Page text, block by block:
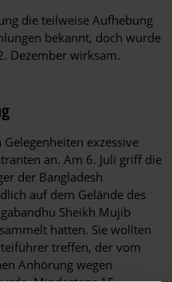
die teilweise Aufhebung
bekannt, doch wurde
Dezember wirksam.
exzessive
an. Am 6. Juli griff die
der Bangladesh
auf dem Gelände des
Sheikh Mujib
hatten. Sie wollten
treffen, der vom
Anhörung wegen